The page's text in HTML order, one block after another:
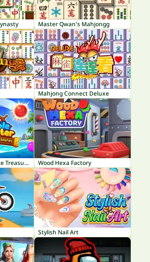
Master Qwan's Mahjongg
Mahjong Connect Deluxe
Bubble Shooter: Pirate Treasures Wood Hexa Factory
Stylish Nail Art